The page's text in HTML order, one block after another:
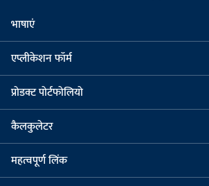
भाषाएं
एप्लीकेशन फॉर्म
प्रोडक्ट पोर्टफोलियो
कैलकुलेटर
महत्वपूर्ण लिंक